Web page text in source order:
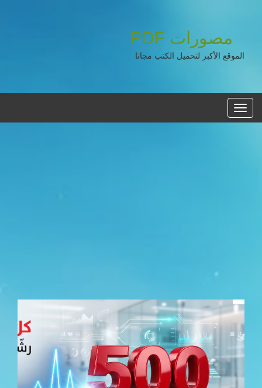
مصورات PDF
الموقع الأكبر لتحميل الكتب مجانا
القائمه
الرئيسية